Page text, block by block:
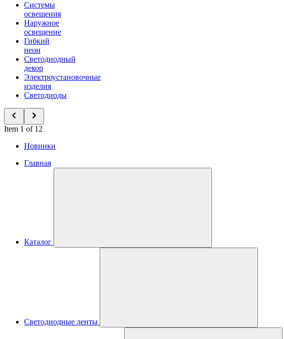
Системы
освещения
Наружное
освещение
Гибкий
неон
Светодиодный
декор
Электроустановочные
изделия
Светодиоды
Item 1 of 12
Новинки
Главная
Каталог
Светодиодные ленты